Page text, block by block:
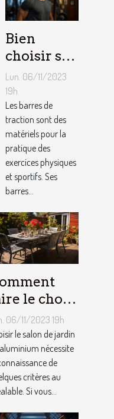
Bien
choisir sa
barre de
traction :
nos
conseils !
Lun. 06/11/2023
19h
Les barres de
traction sont des
matériels pour la
pratique des
exercices physiques
et sportifs. Ses
barres...
le choix
salon de
en
?
06/11/2023 19h
le salon de jardin
nécessite
de
critères au
Si vous...